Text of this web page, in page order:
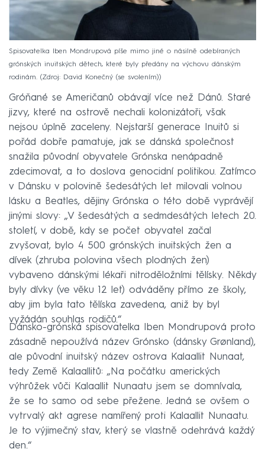
Spisovatelka Iben Mondrupová píše mimo jiné o násilně odebíraných
grónských inuitských dětech, které byly předány na výchovu dánským
rodinám.
Zdroj: David Konečný (se svolením)
Gróňané se Američanů obávají více než Dánů. Staré
jizvy, které na ostrově nechali kolonizátoři, však
nejsou úplně zaceleny. Nejstarší generace Inuitů si
pořád dobře pamatuje, jak se dánská společnost
snažila původní obyvatele Grónska nenápadně
zdecimovat, a to doslova genocidní politikou. Zatímco
v Dánsku v polovině šedesátých let milovali volnou
lásku a Beatles, dějiny Grónska o této době vyprávějí
jinými slovy: „V šedesátých a sedmdesátých letech 20.
století, v době, kdy se počet obyvatel začal
zvyšovat, bylo 4 500 grónských inuitských žen a
dívek (zhruba polovina všech plodných žen)
vybaveno dánskými lékaři nitroděložními tělísky. Někdy
byly dívky (ve věku 12 let) odváděny přímo ze školy,
aby jim byla tato tělíska zavedena, aniž by byl
vyžádán souhlas rodičů.“
Dánsko-grónská spisovatelka Iben Mondrupová proto
zásadně nepoužívá název Grónsko (dánsky Grønland),
ale původní inuitský název ostrova Kalaallit Nunaat,
tedy Země Kalaallitů: „Na počátku amerických
výhrůžek vůči Kalaallit Nunaatu jsem se domnívala,
že se to samo od sebe přežene. Jedná se ovšem o
vytrvalý akt agrese namířený proti Kalaallit Nunaatu.
Je to výjimečný stav, který se vlastně odehrává každý
den.“